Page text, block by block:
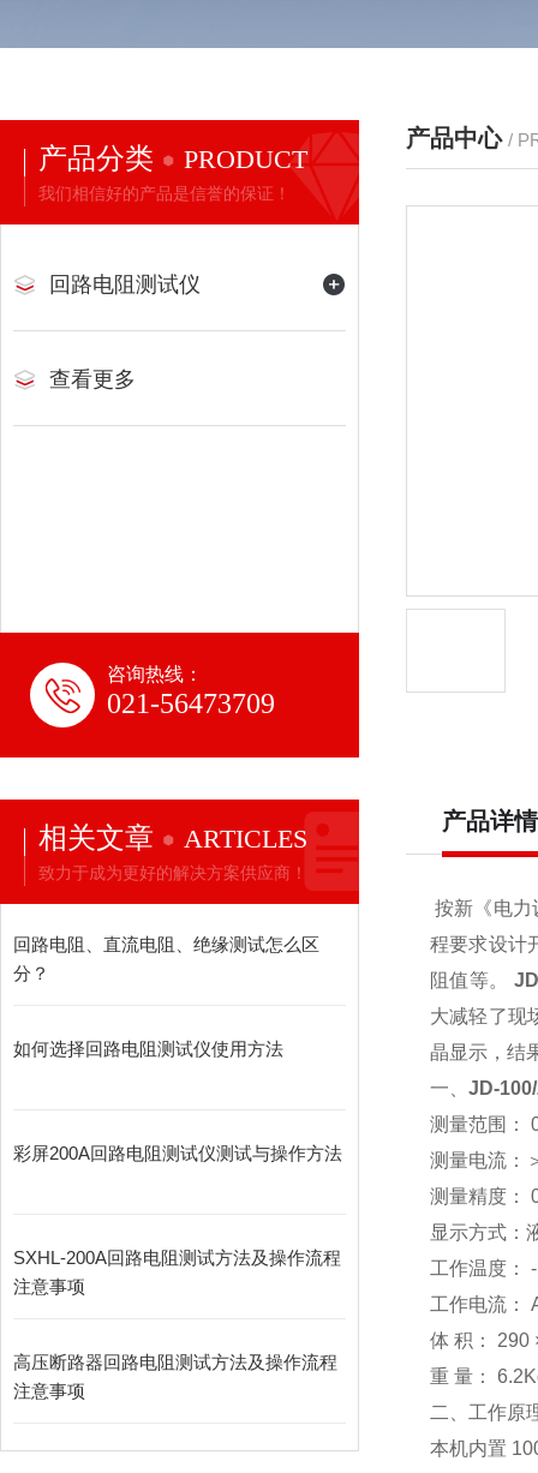
产品分类 PRODUCT
我们相信好的产品是信誉的保证！
回路电阻测试仪
查看更多
咨询热线：
021-56473709
相关文章 ARTICLES
致力于成为更好的解决方案供应商！
回路电阻、直流电阻、绝缘测试怎么区
分？
如何选择回路电阻测试仪使用方法
彩屏200A回路电阻测试仪测试与操作方法
SXHL-200A回路电阻测试方法及操作流程
注意事项
高压断路器回路电阻测试方法及操作流程
注意事项
产品中心 /
产品详情
按新《电力
程要求设计
阻值等。
大减轻了现
晶显示，结
一、 JD-
测量范围：
测量电流：
测量精度：
显示方式：
工作温度：
工作电流：
体 积：
290
重 量：
二、工作原
本机内置